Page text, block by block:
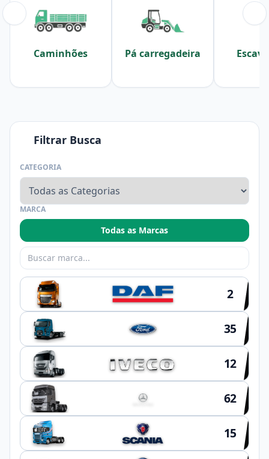
Caminhões Pá carregadeira
Filtrar Busca
CATEGORIA
MARCA
Todas as Marcas
2
35
12
62
15